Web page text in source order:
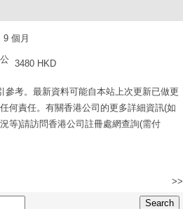
個月
3480 HKD
參考。最新資料可能自本站上次更新已做更
何責任。有關香港公司的更多詳細資訊(如
等)請訪問香港公司註冊處網查詢(需付
>>